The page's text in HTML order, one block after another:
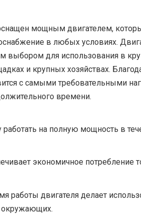
мощным двигателем,
в любых условиях.
выбором для использования в
и крупных хозяйствах.
с самыми требовательными
времени.
на полную мощность в
экономичное потребление
работы двигателя делает
окружающих.